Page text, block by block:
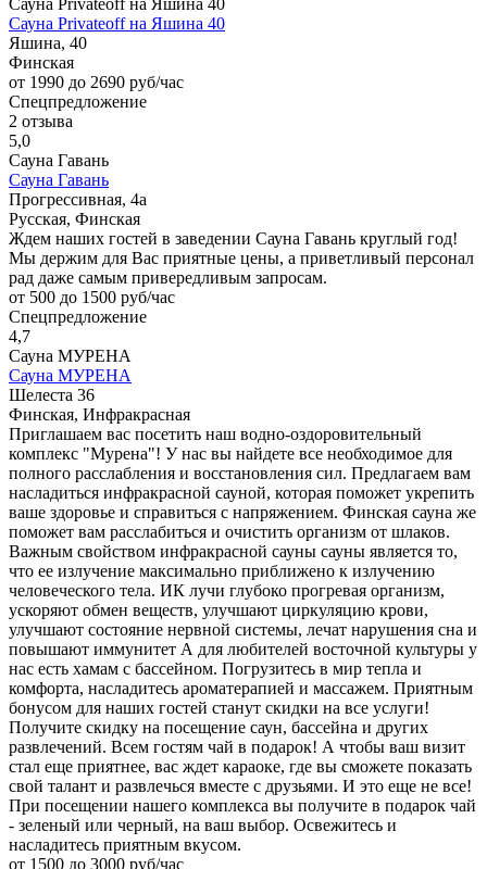
Сауна Privateoff на Яшина 40
Яшина, 40
Финская
от 1990 до 2690 руб/час
Спецпредложение
2 отзыва
5,0
Сауна Гавань
Сауна Гавань
Прогрессивная, 4а
Русская, Финская
Ждем наших гостей в заведении Сауна Гавань круглый год!
Мы держим для Вас приятные цены, а приветливый персонал
рад даже самым привередливым запросам.
от 500 до 1500 руб/час
Спецпредложение
4,7
Сауна МУРЕНА
Сауна МУРЕНА
Шелеста 36
Финская, Инфракрасная
Приглашаем вас посетить наш водно-оздоровительный
комплекс "Мурена"! У нас вы найдете все необходимое для
полного расслабления и восстановления сил. Предлагаем вам
насладиться инфракрасной сауной, которая поможет укрепить
ваше здоровье и справиться с напряжением. Финская сауна же
поможет вам расслабиться и очистить организм от шлаков.
Важным свойством инфракрасной сауны сауны является то,
что ее излучение максимально приближено к излучению
человеческого тела. ИК лучи глубоко прогревая организм,
ускоряют обмен веществ, улучшают циркуляцию крови,
улучшают состояние нервной системы, лечат нарушения сна и
повышают иммунитет А для любителей восточной культуры у
нас есть хамам с бассейном. Погрузитесь в мир тепла и
комфорта, насладитесь ароматерапией и массажем. Приятным
бонусом для наших гостей станут скидки на все услуги!
Получите скидку на посещение саун, бассейна и других
развлечений. Всем гостям чай в подарок! А чтобы ваш визит
стал еще приятнее, вас ждет караоке, где вы сможете показать
свой талант и развлечься вместе с друзьями. И это еще не все!
При посещении нашего комплекса вы получите в подарок чай
- зеленый или черный, на ваш выбор. Освежитесь и
насладитесь приятным вкусом.
от 1500 до 3000 руб/час